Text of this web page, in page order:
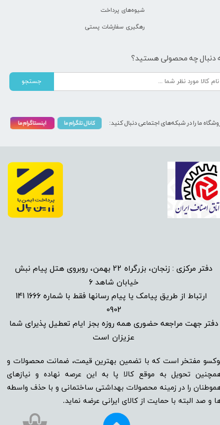
دفتر مرکزی : زنجان، بزرگراه 22 بهمن، روبروی هتل پیام نبش
خیابان شاهد 6
ارتباط از طریق پیامک یا پیام رسانها فقط با شماره
1666 141
0902
دفتر جهت مراجعه حضوری همه روزه بجز ایام تعطیل پذیرای شما
عزیزان است​​​​​​​
مفتخر است که با تضمین بهترین قیمت، ضمانت محصولات و
تحویل به موقع کالا پا به این عرصه نهاده و نیاز‌‌‌‌‌‌‌‌های
را در زمینه‌‌‌ محصولات بهداشتی ساختمانی و با حذف واسطه
و صد البته با حمایت از کالای ایرانی عرضه نماید.
شیوه‌های پرداخت
رهگیری سفارشات پستی
دنبال چه محصولی هستید؟
جستجو
ما را در شبکه‌های اجتماعی دنبال کنید: